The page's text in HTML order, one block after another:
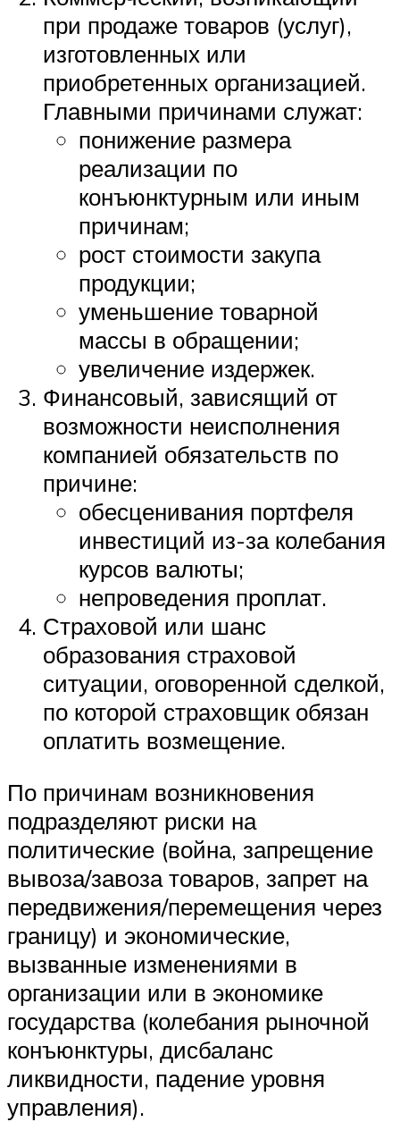
при продаже товаров (услуг),
изготовленных или
приобретенных организацией.
Главными причинами служат:
понижение размера
реализации по
конъюнктурным или иным
причинам;
рост стоимости закупа
продукции;
уменьшение товарной
массы в обращении;
увеличение издержек.
Финансовый, зависящий от
возможности неисполнения
компанией обязательств по
причине:
обесценивания портфеля
инвестиций из-за колебания
курсов валюты;
непроведения проплат.
Страховой или шанс
образования страховой
ситуации, оговоренной сделкой,
по которой страховщик обязан
оплатить возмещение.
По причинам возникновения
подразделяют риски на
политические (война, запрещение
вывоза/завоза товаров, запрет на
передвижения/перемещения через
границу) и экономические,
вызванные изменениями в
организации или в экономике
государства (колебания рыночной
конъюнктуры, дисбаланс
ликвидности, падение уровня
управления).